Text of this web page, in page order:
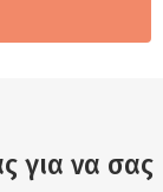
για να σας